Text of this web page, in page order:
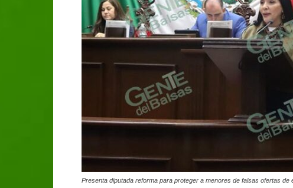
Presenta diputada reforma para proteger a menores de falsas ofertas de